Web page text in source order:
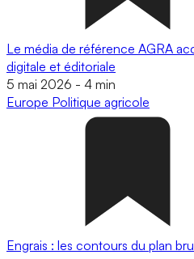
Le média de référence AGRA
digitale et éditoriale
5 mai 2026 - 4 min
Europe Politique agricole
Engrais : les contours du plan